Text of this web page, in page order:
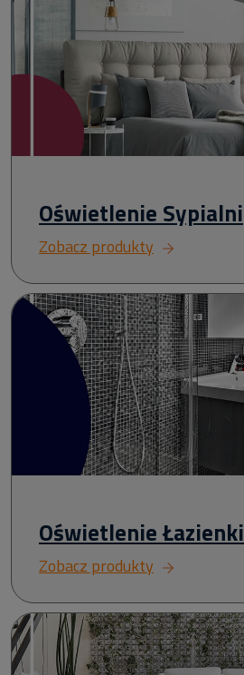
Oświetlenie Sypialni
Zobacz produkty
Oświetlenie Łazienki
Zobacz produkty